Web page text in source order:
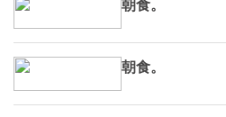
朝食。